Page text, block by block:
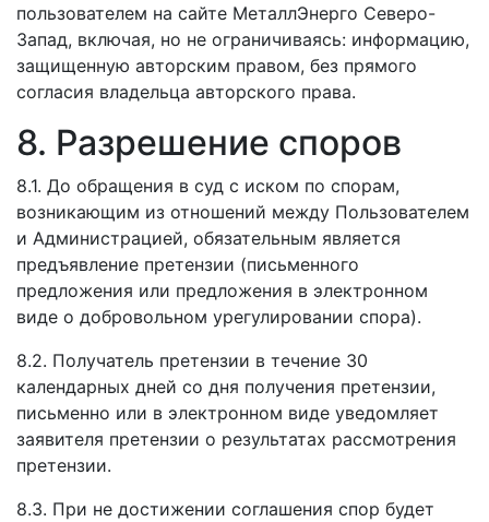
пользователем на сайте МеталлЭнерго Северо-
Запад, включая, но не ограничиваясь: информацию,
защищенную авторским правом, без прямого
согласия владельца авторского права.
8. Разрешение споров
8.1. До обращения в суд с иском по спорам,
возникающим из отношений между Пользователем
и Администрацией, обязательным является
предъявление претензии (письменного
предложения или предложения в электронном
виде о добровольном урегулировании спора).
8.2. Получатель претензии в течение 30
календарных дней со дня получения претензии,
письменно или в электронном виде уведомляет
заявителя претензии о результатах рассмотрения
претензии.
8.3. При не достижении соглашения спор будет